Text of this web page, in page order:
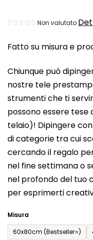
Fatto su misura e
Chiunque può
nostre tele
strumenti che ti
possono essere tese
telaio)! Dipingere
di categorie tra cui
cercando il regalo
nel fine settimana o
nel profondo del tuo
per esprimerti
Misura
60x80cm (Bestseller⭐)
La
media
prodotto
è
0,0
su
5
stelle.
Non valutato